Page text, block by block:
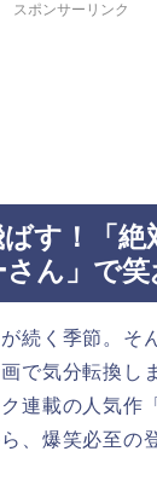
スポンサーリンク
す！「絶
ん」で笑
続く季節。そ
で気分転換し
連載の人気作
、爆笑必至の